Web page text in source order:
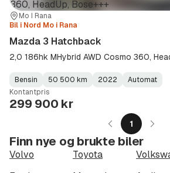
Sted:Mo I Rana
Forhandler:
Bil i Nord Mo i Rana
Mazda 3 Hatchback
2,0 186hk MHybrid AWD Cosmo 360,
Fuel
Type:
Bensin
Kilometerstand :
50 500 km
Model
Year:
2022
Gearbox
Type:
Automat
Kontantpris
299 900 kr
1
Finn nye og brukte biler
Volvo Toyota